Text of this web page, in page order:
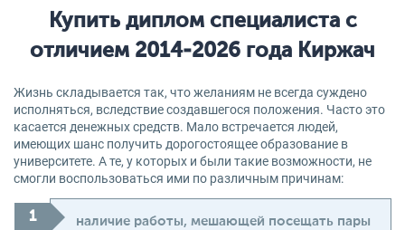
Купить диплом специалиста с
отличием 2014-2026 года Киржач
Жизнь складывается так, что желаниям не всегда суждено
исполняться, вследствие создавшегося положения. Часто это
касается денежных средств. Мало встречается людей,
имеющих шанс получить дорогостоящее образование в
университете. А те, у которых и были такие возможности, не
смогли воспользоваться ими по различным причинам:
наличие работы, мешающей посещать пары